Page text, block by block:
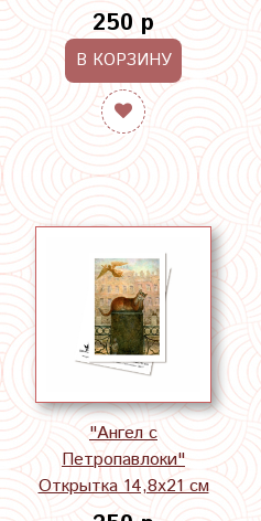
250 р
В КОРЗИНУ
"Ангел с
Петропавлоки"
Открытка 14,8х21 см